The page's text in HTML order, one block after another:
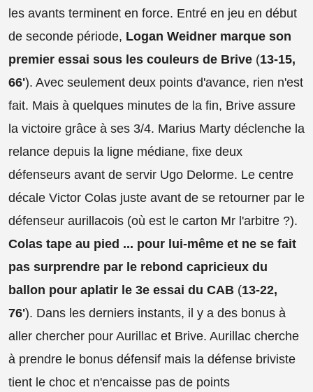
les avants terminent en force. Entré en jeu en début
de seconde période, Logan Weidner marque son
premier essai sous les couleurs de Brive (13-15,
66'). Avec seulement deux points d'avance, rien n'est
fait. Mais à quelques minutes de la fin, Brive assure
la victoire grâce à ses 3/4. Marius Marty déclenche la
relance depuis la ligne médiane, fixe deux
défenseurs avant de servir Ugo Delorme. Le centre
décale Victor Colas juste avant de se retourner par le
défenseur aurillacois (où est le carton Mr l'arbitre ?).
Colas tape au pied ... pour lui-même et ne se fait
pas surprendre par le rebond capricieux du
ballon pour aplatir le 3e essai du CAB (13-22,
76'). Dans les derniers instants, il y a des bonus à
aller chercher pour Aurillac et Brive. Aurillac cherche
à prendre le bonus défensif mais la défense briviste
tient le choc et n'encaisse pas de points